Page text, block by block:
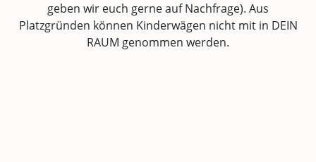
geben wir euch gerne auf Nachfrage). Aus
Platzgründen können Kinderwägen nicht mit in DEIN
RAUM genommen werden.